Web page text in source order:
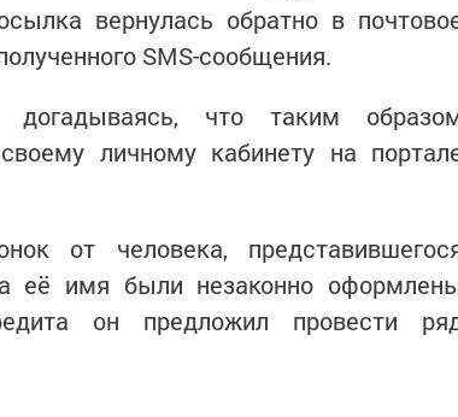
вернулась обратно в
SMS-сообщения.
что таким
личному кабинету на
от человека,
её имя были незаконно
он предложил провести